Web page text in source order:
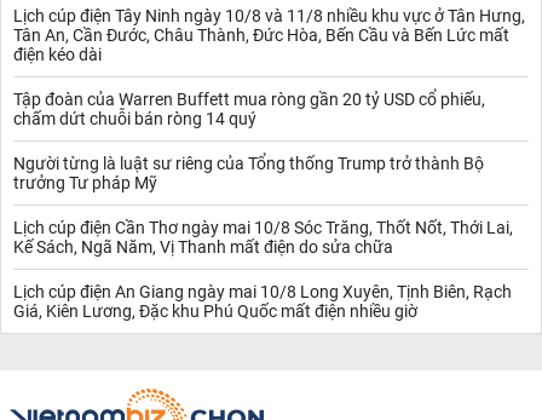
Lịch cúp điện Tây Ninh ngày 10/8 và 11/8 nhiều khu vực ở Tân Hưng,
Tân An, Cần Đước, Châu Thành, Đức Hòa, Bến Cầu và Bến Lức mất
điện kéo dài
Tập đoàn của Warren Buffett mua ròng gần 20 tỷ USD cổ phiếu,
chấm dứt chuỗi bán ròng 14 quý
Người từng là luật sư riêng của Tổng thống Trump trở thành Bộ
trưởng Tư pháp Mỹ
Lịch cúp điện Cần Thơ ngày mai 10/8 Sóc Trăng, Thốt Nốt, Thới Lai,
Kế Sách, Ngã Năm, Vị Thanh mất điện do sửa chữa
Lịch cúp điện An Giang ngày mai 10/8 Long Xuyên, Tịnh Biên, Rạch
Giá, Kiên Lương, Đặc khu Phú Quốc mất điện nhiều giờ